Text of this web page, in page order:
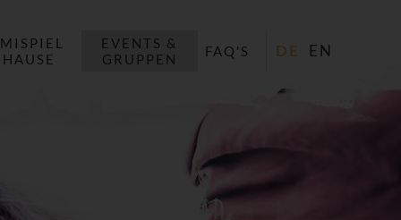
EVENTS &
GRUPPEN
FAQ'S DE EN